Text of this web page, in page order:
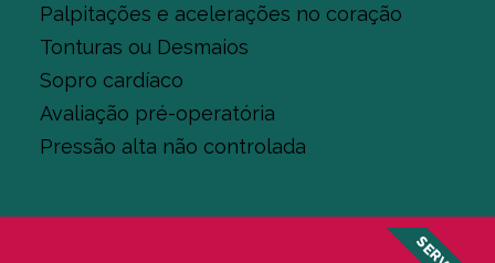
Palpitações e acelerações no coração
Tonturas ou Desmaios
Sopro cardíaco
Avaliação pré-operatória
Pressão alta não controlada